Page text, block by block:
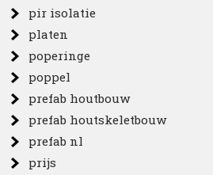
pir isolatie
platen
poperinge
poppel
prefab houtbouw
prefab houtskeletbouw
prefab nl
prijs